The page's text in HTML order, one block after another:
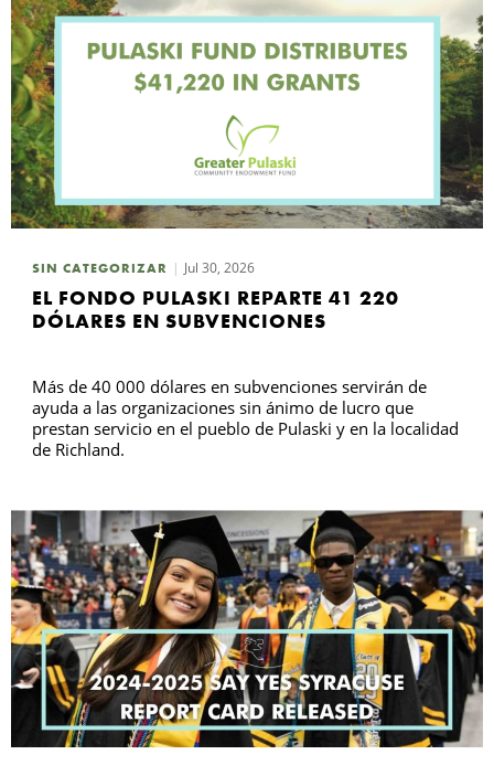
SIN CATEGORIZAR Jul 30, 2026
EL FONDO PULASKI REPARTE 41 220
DÓLARES EN SUBVENCIONES
Más de 40 000 dólares en subvenciones servirán de
ayuda a las organizaciones sin ánimo de lucro que
prestan servicio en el pueblo de Pulaski y en la localidad
de Richland.